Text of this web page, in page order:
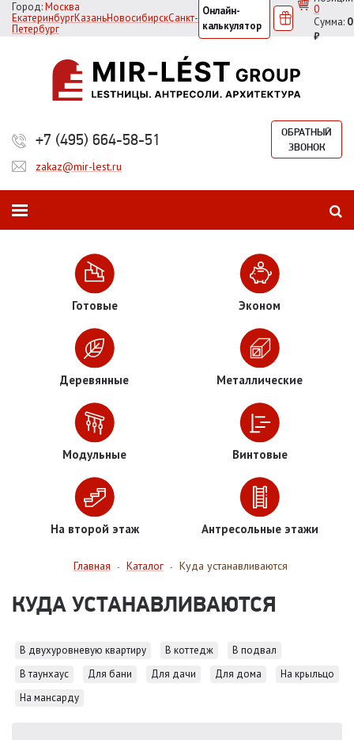
Город:Москва
ЕкатеринбургКазаньНовосибирскСанкт-
Петербург
Онлайн-
калькулятор
0
Сумма: 0
₽
+7 (495) 664-58-51
ОБРАТНЫЙ
ЗВОНОК
zakaz@mir-lest.ru
Готовые Эконом
Деревянные Металлические
Модульные Винтовые
На второй этаж Антресольные этажи
Главная - Каталог - Куда устанавливаются
КУДА УСТАНАВЛИВАЮТСЯ
В двухуровневую квартиру В коттедж
В подвал
В таунхаус
Для бани Для дачи Для дома
На крыльцо
На мансарду